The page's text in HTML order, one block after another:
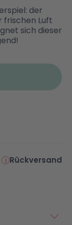
der
frischen Luft
sich dieser
Rückversand